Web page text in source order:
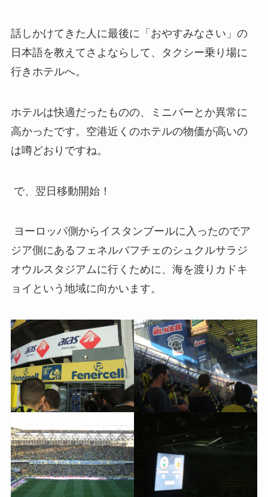
話しかけてきた人に最後に「おやすみなさい」の
日本語を教えてさよならして、タクシー乗り場に
行きホテルへ。
ホテルは快適だったものの、ミニバーとか異常に
高かったです。空港近くのホテルの物価が高いの
は噂どおりですね。
で、翌日移動開始！
ヨーロッパ側からイスタンブールに入ったのでア
ジア側にあるフェネルバフチェのシュクルサラジ
オウルスタジアムに行くために、海を渡りカドキ
ョイという地域に向かいます。